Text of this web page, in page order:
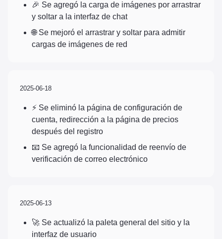
🎉 Se agregó la carga de imágenes por arrastrar
y soltar a la interfaz de chat
🌐 Se mejoró el arrastrar y soltar para admitir
cargas de imágenes de red
2025-06-18
⚡ Se eliminó la página de configuración de
cuenta, redirección a la página de precios
después del registro
📧 Se agregó la funcionalidad de reenvío de
verificación de correo electrónico
2025-06-13
🚀 Se actualizó la paleta general del sitio y la
interfaz de usuario